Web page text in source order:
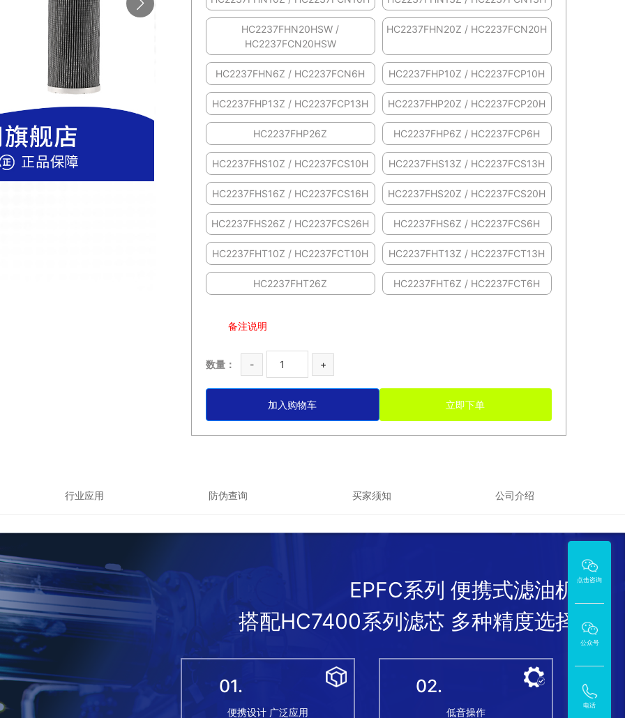
HC2237FHN20HSW /
HC2237FCN20HSW
HC2237FHN20Z / HC2237FCN20H
HC2237FHN6Z / HC2237FCN6H HC2237FHP10Z / HC2237FCP10H
HC2237FHP13Z / HC2237FCP13H HC2237FHP20Z / HC2237FCP20H
HC2237FHP26Z HC2237FHP6Z / HC2237FCP6H
HC2237FHS10Z / HC2237FCS10H HC2237FHS13Z / HC2237FCS13H
HC2237FHS16Z / HC2237FCS16H HC2237FHS20Z / HC2237FCS20H
HC2237FHS26Z / HC2237FCS26H HC2237FHS6Z / HC2237FCS6H
HC2237FHT10Z / HC2237FCT10H HC2237FHT13Z / HC2237FCT13H
HC2237FHT26Z HC2237FHT6Z / HC2237FCT6H
备注说明
数量： - +
加入购物车 立即下单
行业应用 防伪查询 买家须知 公司介绍
EPFC系列 便携式滤油机
搭配HC7400系列滤芯 多种精度选择
01.
便携设计 广泛应用
02.
低音操作
点击咨询
公众号
电话